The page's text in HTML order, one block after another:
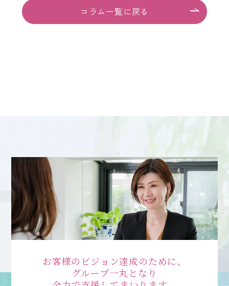
コラム一覧に戻る
お客様のビジョン達成のために、
グループ一丸となり